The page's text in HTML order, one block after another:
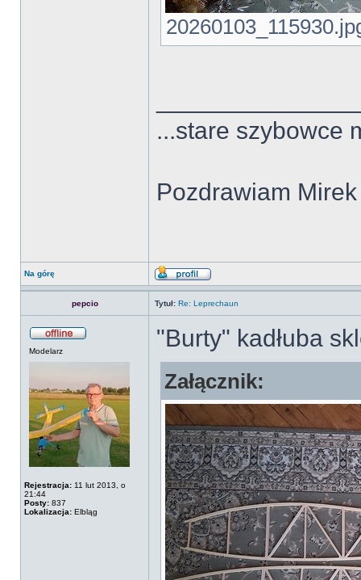
...stare szybowce
Pozdrawiam Mirek
Na górę
pepcio Tytuł: Re: Leprechaun
Modelarz
Rejestracja: 11 lut 2013, o
21:44
Posty: 837
Lokalizacja: Elbląg
"Burty" kadłuba
Załącznik: